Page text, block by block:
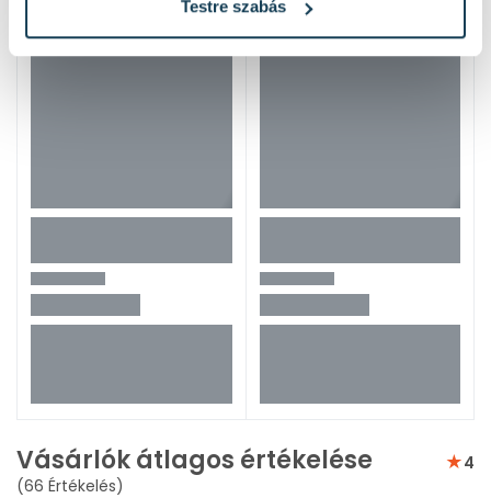
Testre szabás
Vásárlók átlagos értékelése
(66 Értékelés)
4